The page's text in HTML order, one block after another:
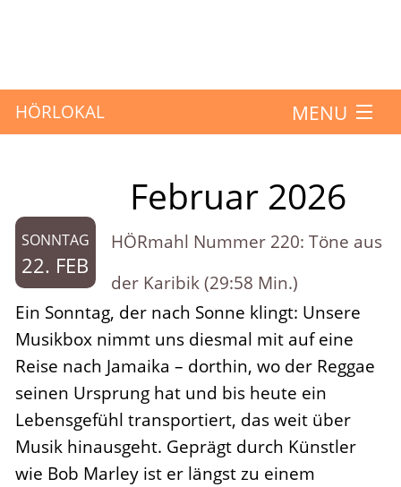
HÖRLOKAL MENU
Über das Projekt
Mitmachen
Kontakt
Februar 2026
SONNTAG
22. FEB
HÖRmahl Nummer 220: Töne aus
der Karibik (29:58 Min.)
Ein Sonntag, der nach Sonne klingt: Unsere
Musikbox nimmt uns diesmal mit auf eine
Reise nach Jamaika – dorthin, wo der Reggae
seinen Ursprung hat und bis heute ein
Lebensgefühl transportiert, das weit über
Musik hinausgeht. Geprägt durch Künstler
wie Bob Marley ist er längst zu einem